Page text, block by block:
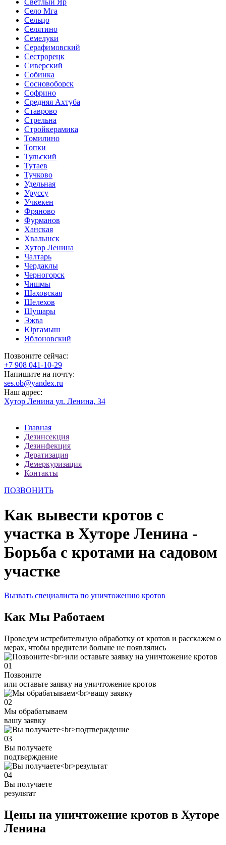
Село Мга
Сельцо
Селятино
Семелуки
Серафимовский
Сестрорецк
Сиверский
Собинка
Сосновоборск
Софрино
Средняя Ахтуба
Ставрово
Стрельна
Стройкерамика
Томилино
Топки
Тульский
Тутаев
Тучково
Удельная
Уруссу
Учкекен
Фряново
Фурманов
Ханская
Хвалынск
Хутор Ленина
Чалтарь
Чердаклы
Черногорск
Чишмы
Шаховская
Шелехов
Шушары
Эжва
Юргамыш
Яблоновский
Позвоните сейчас:
‪+7 908 041-10-29
Напишите на почту:
ses.ob@yandex.ru
Наш адрес:
Хутор Ленина ул. Ленина, 34
Главная
Дезинсекция
Дезинфекция
Дератизация
Демеркуризация
Контакты
ПОЗВОНИТЬ
Как вывести кротов с
участка в Хуторе Ленина -
Борьба с кротами на садовом
участке
Вызвать специалиста по уничтожению кротов
Как Мы Работаем
Проведем истребительную обработку от кротов и расскажем о
мерах, чтобы вредители больше не появлялись
01
Позвоните
или оставьте заявку на уничтожение кротов
02
Мы обрабатываем
вашу заявку
03
Вы получаете
подтверждение
04
Вы получаете
результат
Цены на уничтожение кротов в Хуторе
Ленина